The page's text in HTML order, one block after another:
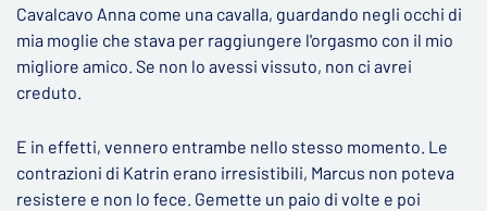
Cavalcavo Anna come una cavalla, guardando negli occhi di
mia moglie che stava per raggiungere l'orgasmo con il mio
migliore amico. Se non lo avessi vissuto, non ci avrei
creduto.
E in effetti, vennero entrambe nello stesso momento. Le
contrazioni di Katrin erano irresistibili, Marcus non poteva
resistere e non lo fece. Gemette un paio di volte e poi